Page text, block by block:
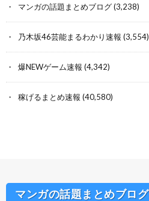
マンガの話題まとめブログ(3,238)
乃木坂46芸能まるわかり速報 (3,554)
爆NEWゲーム速報 (4,342)
稼げるまとめ速報 (40,580)
マンガの話題まとめブログ